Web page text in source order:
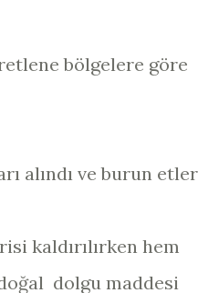
bölgelere göre
alındı ve burun
kaldırılırken hem
dolgu maddesi